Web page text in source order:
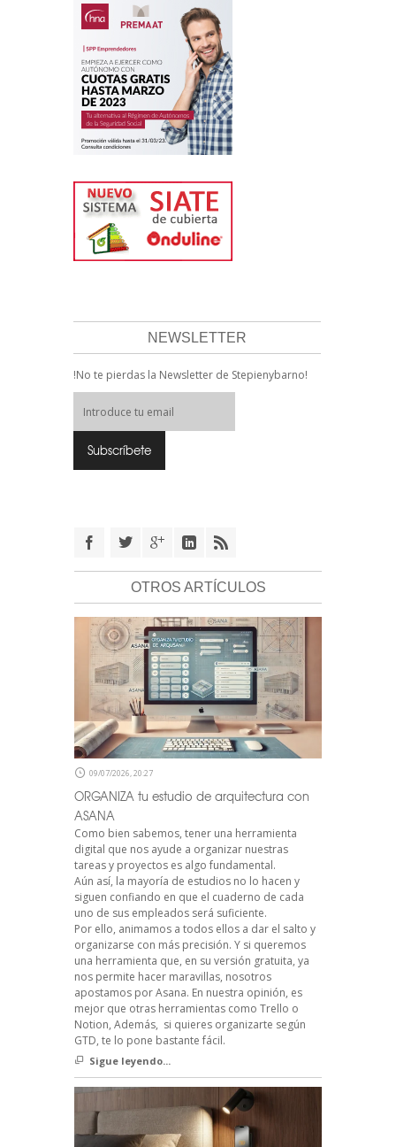
NEWSLETTER
!No te pierdas la Newsletter de Stepienybarno!
OTROS ARTÍCULOS
09/07/2026, 20:27
ORGANIZA tu estudio de arquitectura con
ASANA
Como bien sabemos, tener una herramienta
digital que nos ayude a organizar nuestras
tareas y proyectos es algo fundamental.
Aún así, la mayoría de estudios no lo hacen y
siguen confiando en que el cuaderno de cada
uno de sus empleados será suficiente.
Por ello, animamos a todos ellos a dar el salto y
organizarse con más precisión. Y si queremos
una herramienta que, en su versión gratuita, ya
nos permite hacer maravillas, nosotros
apostamos por Asana. En nuestra opinión, es
mejor que otras herramientas como Trello o
Notion, Además, si quieres organizarte según
GTD, te lo pone bastante fácil.
Sigue leyendo...